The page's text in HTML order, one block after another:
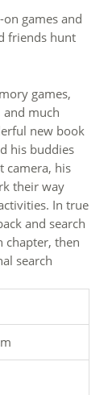
on games and
friends hunt
games,
and much
new book
his buddies
camera, his
their way
In true
and search
chapter, then
search